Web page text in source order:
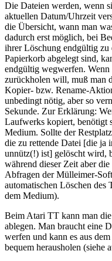
Die Dateien werden, wenn
aktuellen Datum/Uhrzeit
die Übersicht, wann man
dadurch erst möglich, bei
ihrer Löschung endgültig
Papierkorb abgelegt sind,
endgültig wegwerfen. Wenn
zurückholen will, muß man
Kopier- bzw. Rename-
unbedingt nötig, aber so
Sekunde. Zur Erklärung:
Laufwerks kopiert, benötigt
Medium. Sollte der
die zu rettende Datei [die
unnütz(!) ist] gelöscht wird,
während dieser Zeit aber
Abfragen der Mülleimer-
automatischen Löschen des
dem Medium).
Beim Atari TT kann man
ablegen. Man braucht eine
werfen und kann es aus
bequem herausholen (siehe